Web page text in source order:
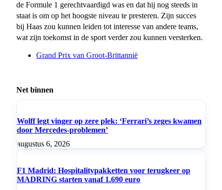
de Formule 1 gerechtvaardigd was en dat hij nog steeds in
staat is om op het hoogste niveau te presteren. Zijn succes
bij Haas zou kunnen leiden tot interesse van andere teams,
wat zijn toekomst in de sport verder zou kunnen versterken.
Grand Prix van Groot-Brittannië
Net binnen
Wolff legt vinger op zere plek: ‘Ferrari’s zeges kwamen
door Mercedes-problemen’
augustus 6, 2026
F1 Madrid: Hospitalitypakketten voor terugkeer op
MADRING starten vanaf 1.690 euro